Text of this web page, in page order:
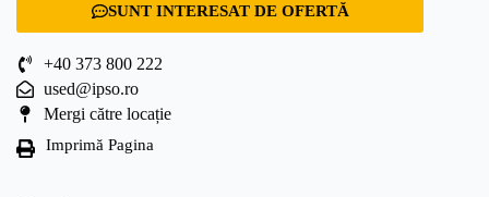
SUNT INTERESAT DE OFERTĂ
+40 373 800 222
used@ipso.ro
Mergi către locație
Imprimă Pagina